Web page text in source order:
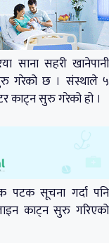
साना सहरी खानेपानी
गरेको छ । संस्थाले ५
काट्न सुरु गरेको हो ।
पटक सूचना गर्दा पनि
काट्न सुरु गरिएको